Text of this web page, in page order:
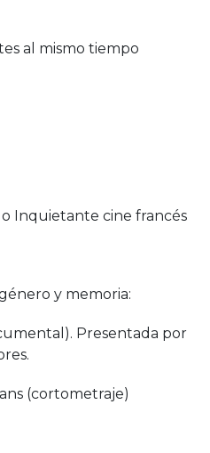
al mismo tiempo
Inquietante cine francés
y memoria:
Presentada por
(cortometraje)